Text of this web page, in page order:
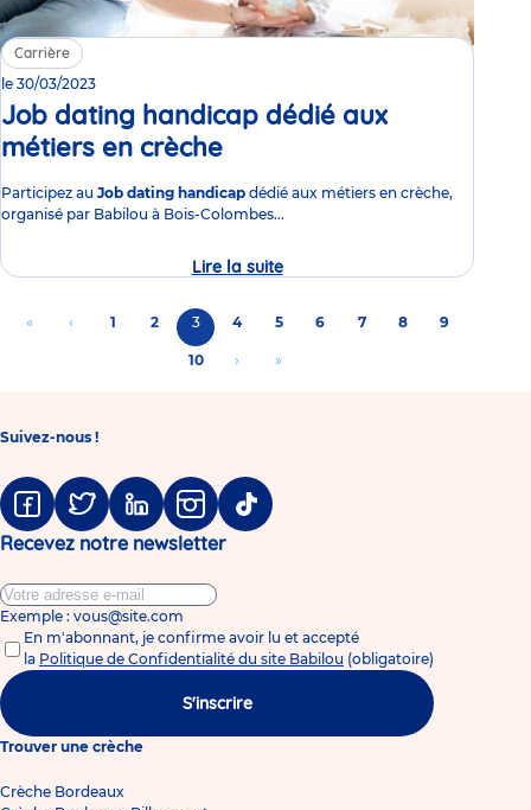
Carrière
le 30/03/2023
Job dating handicap dédié aux
métiers en crèche
Participez au Job dating handicap dédié aux métiers en crèche,
organisé par Babilou à Bois-Colombes...
Lire la suiteJob
dating
dédié
Pagination
Aller
page
«
Aller
précédente
‹ Page
1 Page
2
Page
courante
3 Page
4 Page
5 Page
6 Page
7 Page
8 Page
9
Page
10
Aller
suivante
›
Aller
»
Suivez-nous !
FacebookTwitter LinkedinInstagramTiktok
Recevez notre newsletter
Exemple : vous@site.com
En m'abonnant, je confirme avoir lu et accepté
la Politique de Confidentialité du site Babilou (obligatoire)
S'inscrire
Trouver une crèche
Crèche Bordeaux